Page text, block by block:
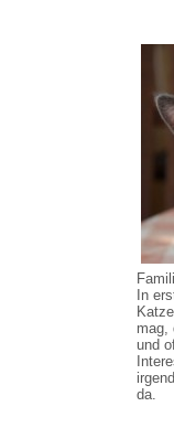
In
mag,
und
da.